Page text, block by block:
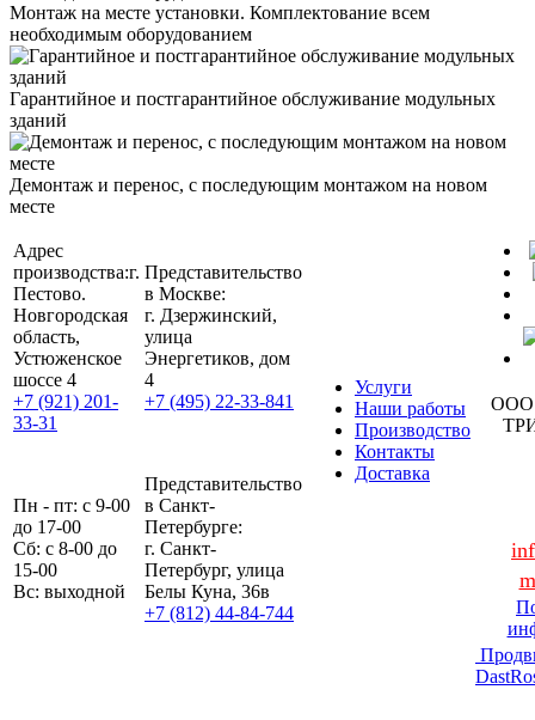
Монтаж на месте установки. Комплектование всем
необходимым оборудованием
Гарантийное и постгарантийное обслуживание модульных
зданий
Демонтаж и перенос, с последующим монтажом на новом
месте
Адрес
производства:г.
Пестово.
Новгородская
область,
Устюженское
шоссе 4
+7 (921) 201-
33-31
Представительство
в Москве:
г. Дзержинский,
улица
Энергетиков, дом
4
+7 (495) 22-33-841
Услуги
Наши работы
Производство
Контакты
Доставка
ООО
Пн - пт: с 9-00
до 17-00
Сб: с 8-00 до
15-00
Вс: выходной
Представительство
в Санкт-
Петербурге:
г. Санкт-
Петербург, улица
Белы Куна, 36в
+7 (812) 44-84-744